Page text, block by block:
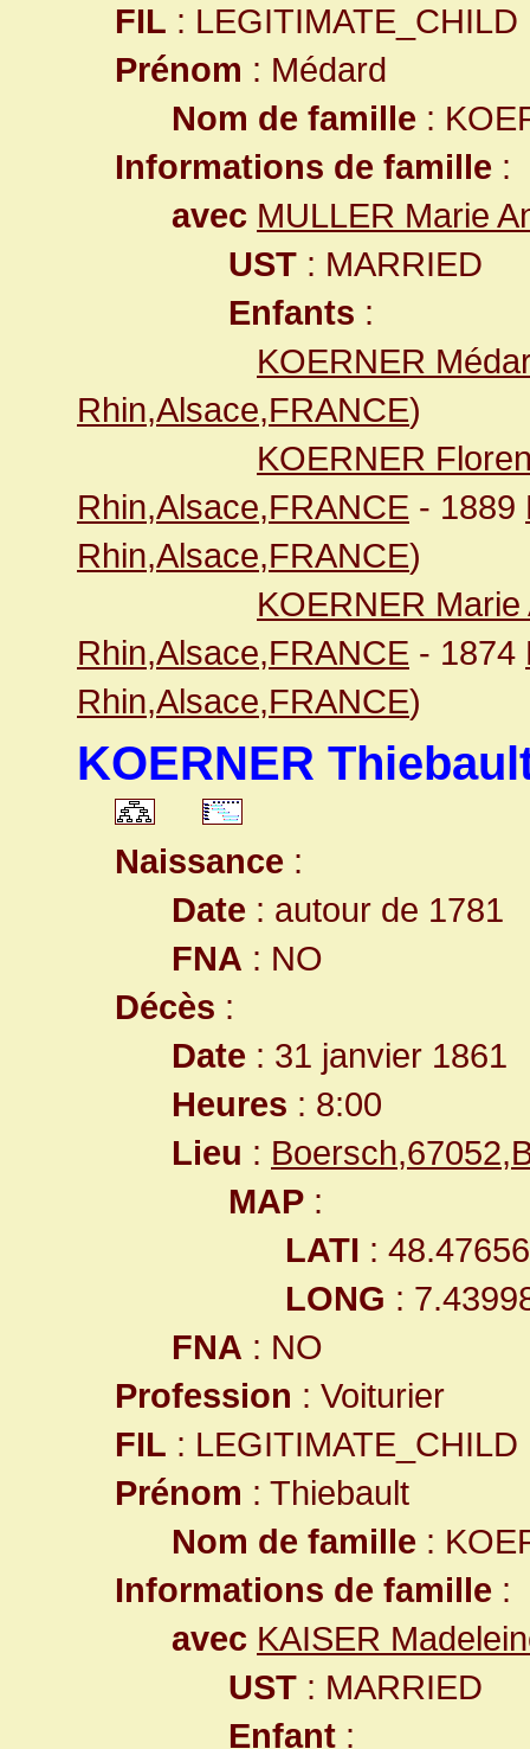
FIL : LEGITIMATE_CHILD
Prénom : Médard
Nom de famille :
Informations de famille :
avec MULLER Marie
UST : MARRIED
Enfants :
KOERNER
Rhin,Alsace,FRANCE)
KOERNER
Rhin,Alsace,FRANCE - 1889
Rhin,Alsace,FRANCE)
KOERNER Marie
Rhin,Alsace,FRANCE - 1874
Rhin,Alsace,FRANCE)
KOERNER
Naissance :
Date : autour de 1781
FNA : NO
Décès :
Date : 31 janvier 1861
Heures : 8:00
Lieu :
MAP :
LATI :
LONG :
FNA : NO
Profession : Voiturier
FIL : LEGITIMATE_CHILD
Prénom : Thiebault
Nom de famille :
Informations de famille :
avec KAISER
UST : MARRIED
Enfant :